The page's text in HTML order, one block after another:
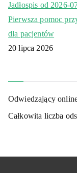
Jadłospis od 2026-
Pierwsza pomoc
dla pacjentów
20 lipca 2026
Odwiedzający
Całkowita liczba